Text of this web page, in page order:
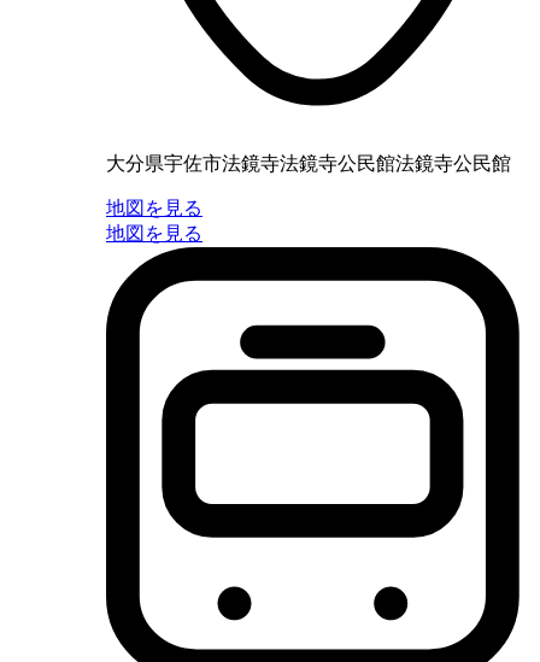
大分県宇佐市法鏡寺法鏡寺公民館法鏡寺公民館
地図を見る
地図を見る